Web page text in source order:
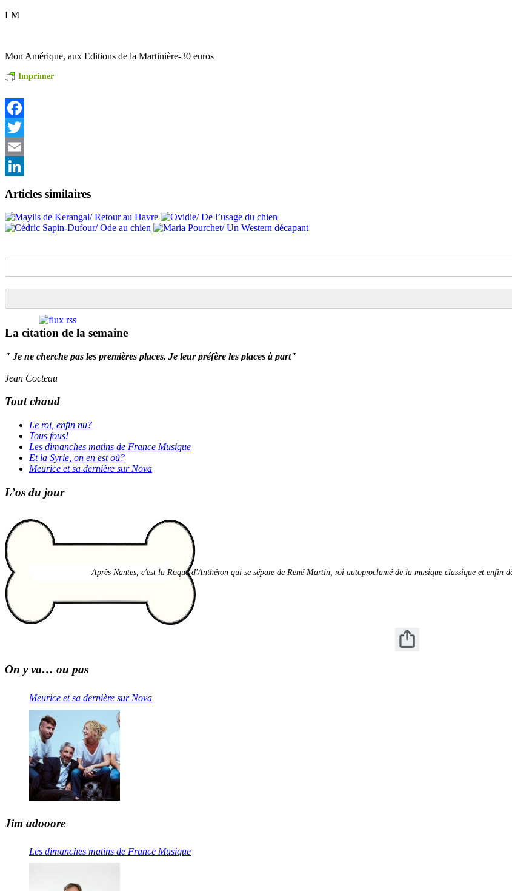
LM
Mon Amérique, aux Editions de la Martinière-30 euros
Imprimer
Facebook
Twitter
Email
Articles similaires
La citation de la semaine
" Je ne cherche pas les premières places. Je leur préfère les places à part"
Jean Cocteau
Tout chaud
Le roi, enfin nu?
Tous fous!
Les dimanches matins de France Musique
Et la Syrie, on en est où?
Meurice et sa dernière sur Nova
L’os du jour
Après Nantes, c'est la Roque d'Anthéron qui se sépare de René Martin, roi autoproclamé de la musique classique et enfin
On y va… ou pas
Meurice et sa dernière sur Nova
Jim adooore
Les dimanches matins de France Musique